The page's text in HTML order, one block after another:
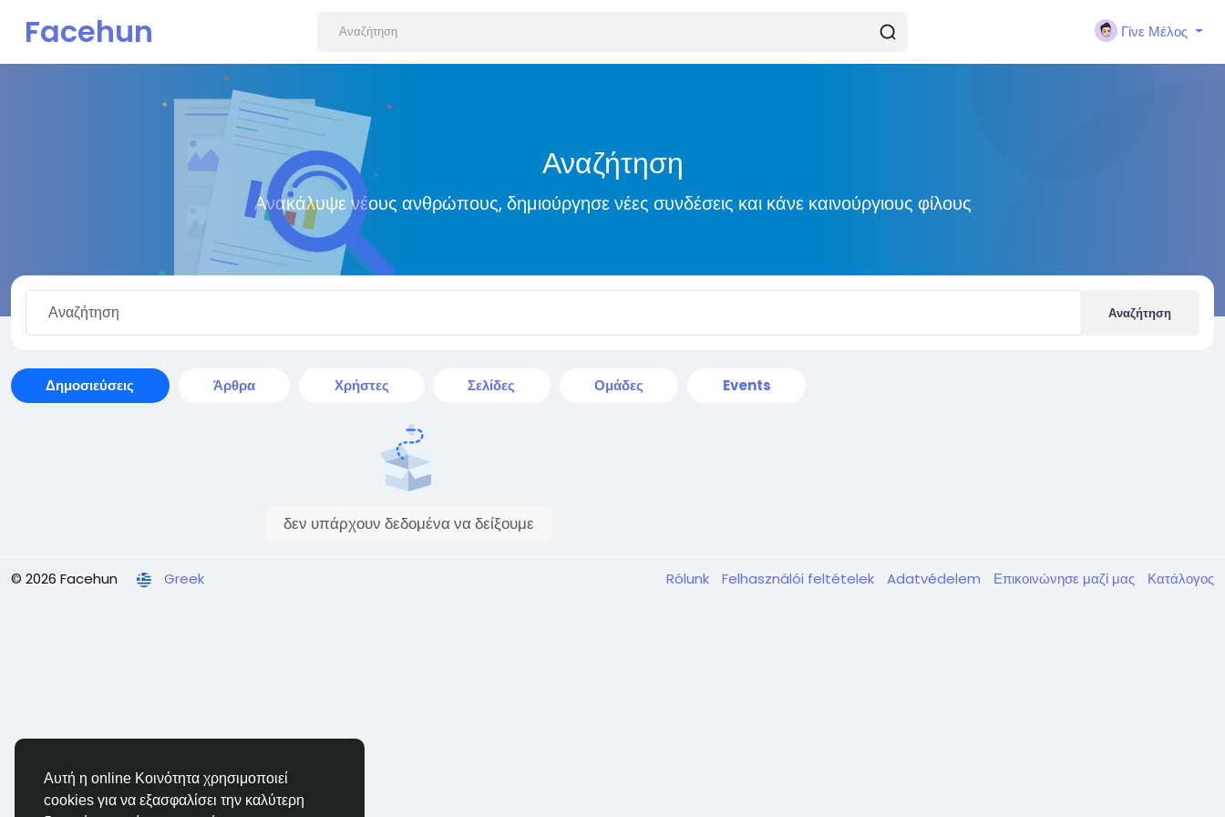
Αυτή η online Κοινότητα χρησιμοποιεί
cookies για να εξασφαλίσει την καλύτερη
Facehun Γίνε Μέλος
Αναζήτηση
Ανακάλυψε νέους ανθρώπους, δημιούργησε νέες συνδέσεις και κάνε καινούργιους φίλους
Αναζήτηση
Δημοσιεύσεις Άρθρα Χρήστες Σελίδες Ομάδες Events
δεν υπάρχουν δεδομένα να δείξουμε
© 2026 Facehun Greek Rólunk Felhasználói feltételek Adatvédelem Επικοινώνησε μαζί μας Κατάλογος